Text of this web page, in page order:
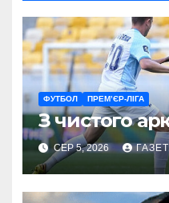
ФУТБОЛ ПРЕМ’ЄР-ЛІГА
З чистого
СЕР 5, 2026